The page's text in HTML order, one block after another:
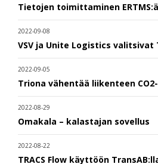
Tietojen toimittaminen
2022-09-08
VSV ja Unite Logistics valitsivat
2022-09-05
Triona vähentää liikenteen
2022-08-29
Omakala – kalastajan sovellus
2022-08-22
TRACS Flow käyttöön